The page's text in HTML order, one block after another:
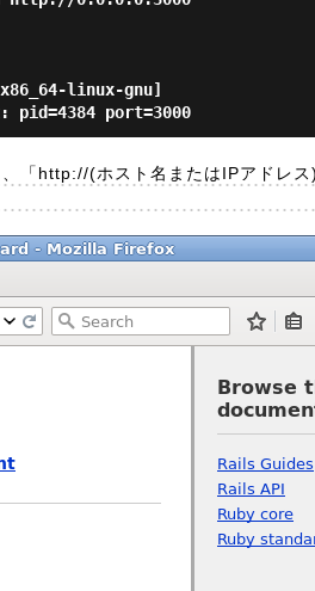
linux-gnu]
「http://(ホスト名またはIPアドレ